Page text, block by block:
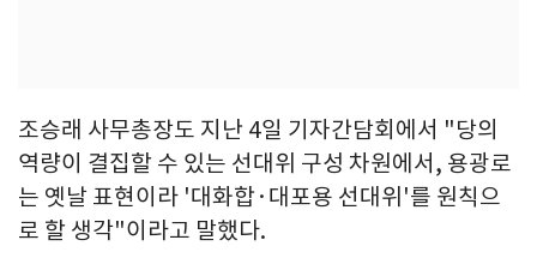
조승래 사무총장도 지난 4일 기자간담회에서 "당의
역량이 결집할 수 있는 선대위 구성 차원에서, 용광로
는 옛날 표현이라 '대화합·대포용 선대위'를 원칙으
로 할 생각"이라고 말했다.